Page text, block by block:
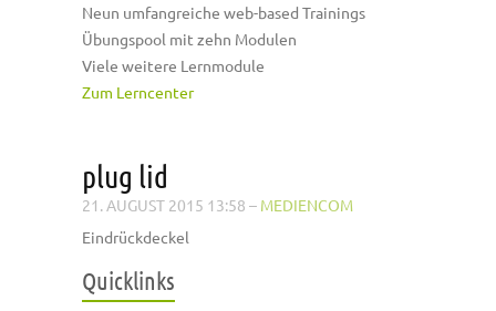
Neun umfangreiche web-based Trainings
Übungspool mit zehn Modulen
Viele weitere Lernmodule
Zum Lerncenter
plug lid
21. AUGUST 2015 13:58 – MEDIENCOM
Eindrückdeckel
Quicklinks